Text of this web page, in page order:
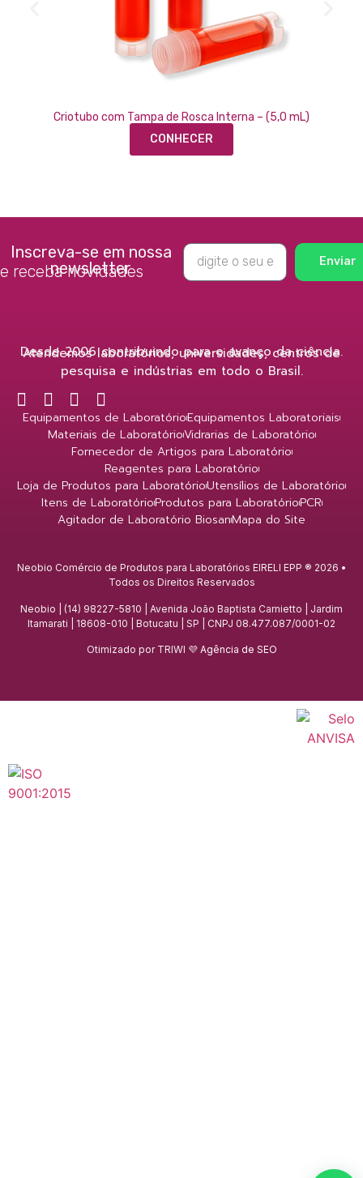
Criotubo com Tampa de Rosca Interna – (5,0 mL)
CONHECER
Inscreva-se em nossa
newsletter
e receba novidades
Enviar
Desde 2006 contribuindo para o avanço da ciência.
Atendemos laboratórios, universidades, centros de
pesquisa e indústrias em todo o Brasil.
Equipamentos de LaboratórioEquipamentos Laboratoriais
Materiais de LaboratórioVidrarias de Laboratório
Fornecedor de Artigos para Laboratório
Reagentes para Laboratório
Loja de Produtos para LaboratórioUtensílios de Laboratório
Itens de LaboratórioProdutos para LaboratórioPCR
Agitador de Laboratório BiosanMapa do Site
Neobio Comércio de Produtos para Laboratórios EIRELI EPP ® 2026 •
Todos os Direitos Reservados
Neobio | (14) 98227-5810 | Avenida João Baptista Carnietto | Jardim
Itamarati | 18608-010 | Botucatu | SP | CNPJ 08.477.087/0001-02
Otimizado por TRIWI 💜 Agência de SEO